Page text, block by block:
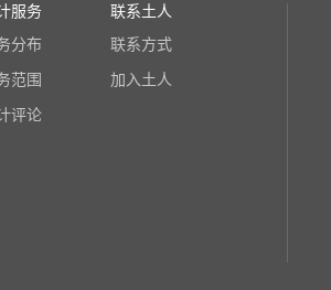
服务
分布
范围
评论
联系土人
联系方式
加入土人